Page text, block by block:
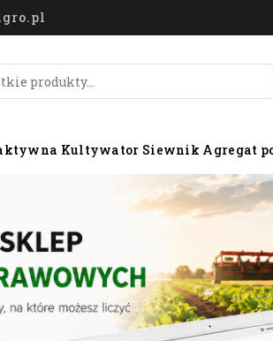
Kultywator Siewnik Agregat